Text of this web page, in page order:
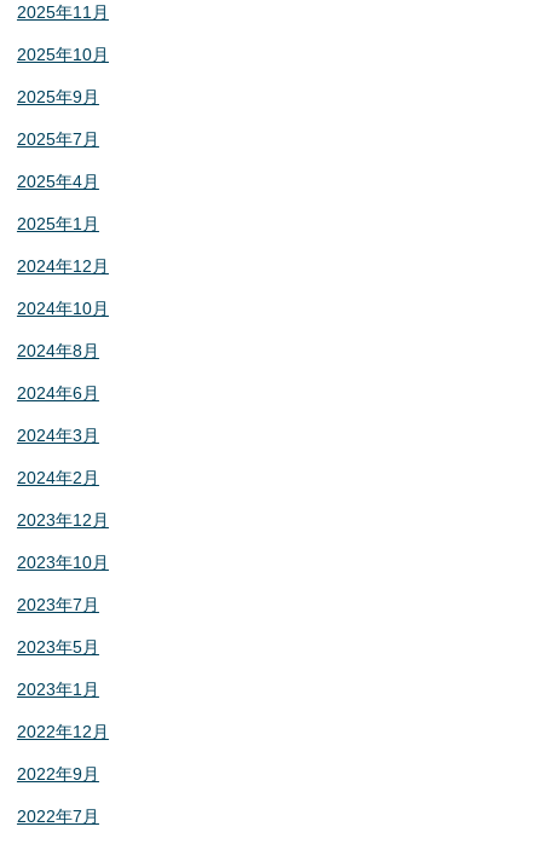
2025年11月
2025年10月
2025年9月
2025年7月
2025年4月
2025年1月
2024年12月
2024年10月
2024年8月
2024年6月
2024年3月
2024年2月
2023年12月
2023年10月
2023年7月
2023年5月
2023年1月
2022年12月
2022年9月
2022年7月